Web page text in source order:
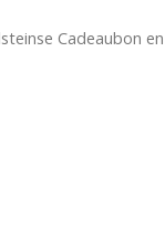
Cadeaubon en